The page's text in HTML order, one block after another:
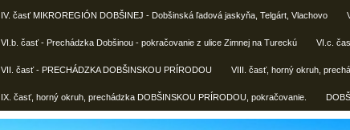
IV. časť MIKROREGIÓN DOBŠINEJ - Dobšinská ľadová jaskyňa, Telgárt, Vlachovo
VI.b. časť - Prechádzka Dobšinou - pokračovanie z ulice Zimnej na Tureckú VI.c.
VII. časť - PRECHÁDZKA DOBŠINSKOU PRÍRODOU VIII. časť, horný okruh,
IX. časť, horný okruh, prechádzka DOBŠINSKOU PRÍRODOU, pokračovanie.